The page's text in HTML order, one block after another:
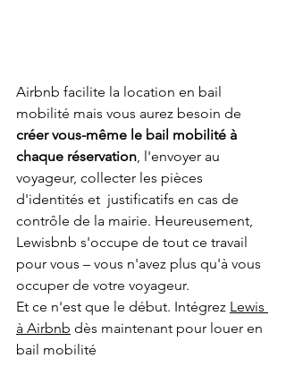
Airbnb facilite la location en bail
mobilité mais vous aurez besoin de
créer vous-même le bail mobilité à
chaque réservation , l'envoyer au
voyageur, collecter les pièces
d'identités et  justificatifs en cas de
contrôle de la mairie. Heureusement,
Lewisbnb s'occupe de tout ce travail
pour vous – vous n'avez plus qu'à vous
occuper de votre voyageur.
Et ce n'est que le début. Intégrez Lewis
à Airbnb dès maintenant pour louer en
bail mobilité